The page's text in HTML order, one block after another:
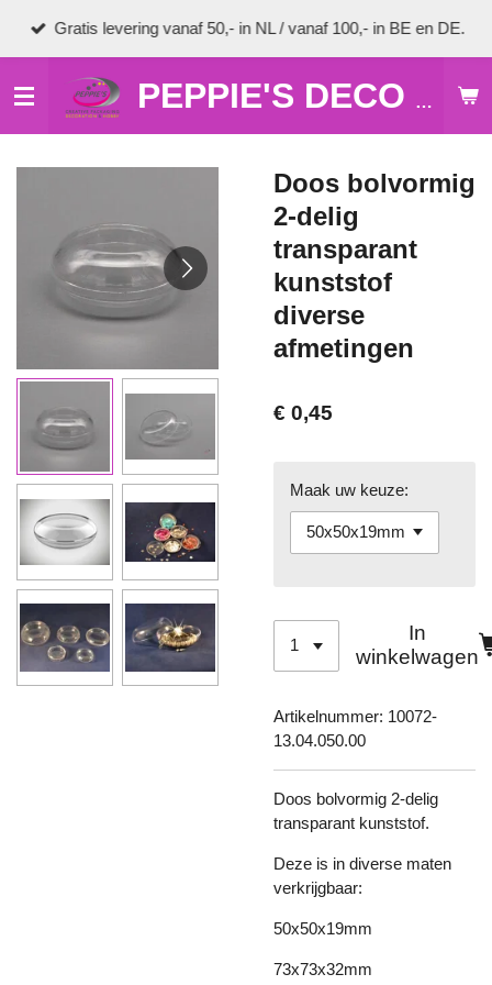
de
hoofdinhoud
PEPPIE'S DECO & HOBBY
Gratis levering vanaf 50,- in NL / vanaf 100,- in BE en DE.
Doos bolvormig
2-delig
transparant
kunststof
diverse
afmetingen
€ 0,45
Maak uw keuze:
In
winkelwagen
Artikelnummer: 10072-
13.04.050.00
Doos bolvormig 2-delig
transparant kunststof.
Deze is in diverse maten
verkrijgbaar:
50x50x19mm
73x73x32mm